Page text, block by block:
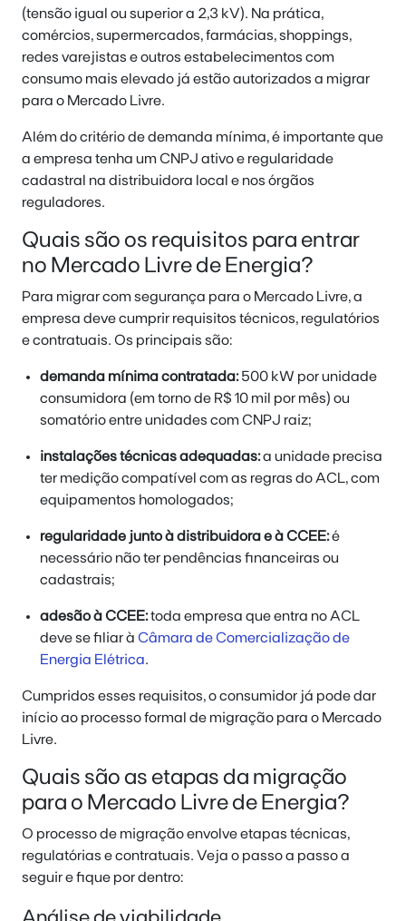
(tensão igual ou superior a 2,3 kV). Na prática,
comércios, supermercados, farmácias, shoppings,
redes varejistas e outros estabelecimentos com
consumo mais elevado já estão autorizados a migrar
para o Mercado Livre.
Além do critério de demanda mínima, é importante que
a empresa tenha um CNPJ ativo e regularidade
cadastral na distribuidora local e nos órgãos
reguladores.
Quais são os requisitos para entrar
no Mercado Livre de Energia?
Para migrar com segurança para o Mercado Livre, a
empresa deve cumprir requisitos técnicos, regulatórios
e contratuais. Os principais são:
demanda mínima contratada:500 kW por unidade
consumidora (em torno de R$ 10 mil por mês) ou
somatório entre unidades com CNPJ raiz;
instalações técnicas adequadas:a unidade precisa
ter medição compatível com as regras do ACL, com
equipamentos homologados;
regularidade junto à distribuidora e à CCEE:é
necessário não ter pendências financeiras ou
cadastrais;
adesão à CCEE:toda empresa que entra no ACL
deve se filiar à Câmara de Comercialização de
Energia Elétrica.
Cumpridos esses requisitos, o consumidor já pode dar
início ao processo formal de migração para o Mercado
Livre.
Quais são as etapas da migração
para o Mercado Livre de Energia?
O processo de migração envolve etapas técnicas,
regulatórias e contratuais. Veja o passo a passo a
seguir e fique por dentro: